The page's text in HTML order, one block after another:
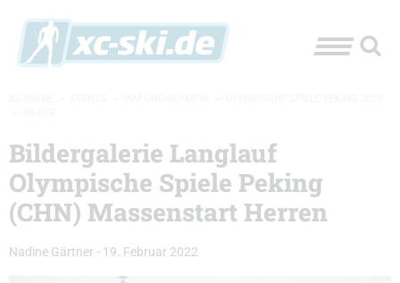
Bildergalerie Langlauf
Olympische Spiele Peking
(CHN) Massenstart Herren
Nadine Gärtner - 19. Februar 2022